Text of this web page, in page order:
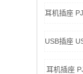
耳机插座